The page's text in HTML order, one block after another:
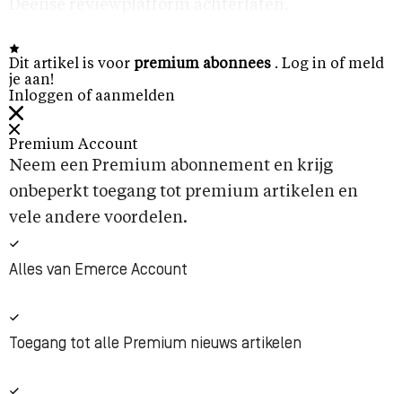
Dit artikel is voor premium abonnees . Log in of meld
je aan!
Inloggen of aanmelden
Premium Account
Neem een Premium abonnement en krijg
onbeperkt toegang tot premium artikelen en
vele andere voordelen.
Alles van Emerce Account
Toegang tot alle Premium nieuws artikelen